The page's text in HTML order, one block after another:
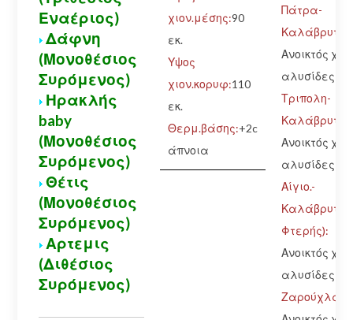
Εναέριος)
Δάφνη
(Μονοθέσιος
Συρόμενος)
Ηρακλής
baby
(Μονοθέσιος
Συρόμενος)
Θέτις
(Μονοθέσιος
Συρόμενος)
Αρτεμις
(Διθέσιος
Συρόμενος)
χιον.μέσης:90
εκ.
Υψος
χιον.κορυφ:110
εκ.
Θερμ.βάσης:+2c
άπνοια
Πάτρα-
Καλάβρυτα:
Ανοικτός
αλυσίδες
Τριπολη-
Καλάβρυτα:
Ανοικτός
αλυσίδες
Αίγιο.-
Φτερής):
Ανοικτός
αλυσίδες
Ζαρούχλα-